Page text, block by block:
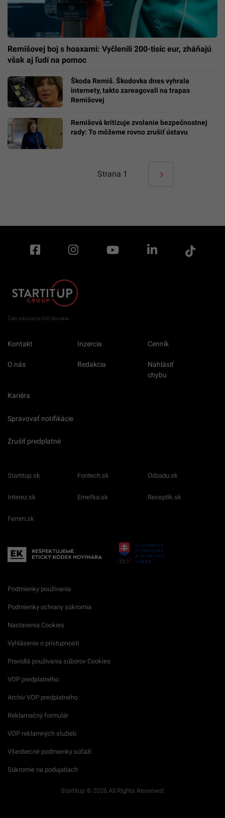
Remišovej boj s hoaxami: Vyčlenili 200-tisíc eur, zháňajú
však aj ľudí na pomoc
Škoda Remiš. Škodovka dnes vyhrala
internety, takto zareagovali na trapas
Remišovej
Remišová kritizuje zvolanie bezpečnostnej
rady: To môžeme rovno zrušiť ústavu
Strana 1
Člen združenia IAB Slovakia
Kontakt Inzercia Cenník
O nás Redakcia
Nahlásiť
chybu
Kariéra
Spravovať notifikácie
Zrušiť predplatné
Startitup.sk Fontech.sk Odzadu.sk
Interez.sk Emefka.sk Receptik.sk
Femm.sk
Podmienky používania
Podmienky ochrany súkromia
Nastavenia Cookies
Vyhlásenie o prístupnosti
Pravidlá používania súborov Cookies
VOP predplatného
Archív VOP predplatného
Reklamačný formulár
VOP reklamných služieb
Všeobecné podmienky súťaží
Súkromie na podujatiach
Startitup © 2026 All Rights Reserved.